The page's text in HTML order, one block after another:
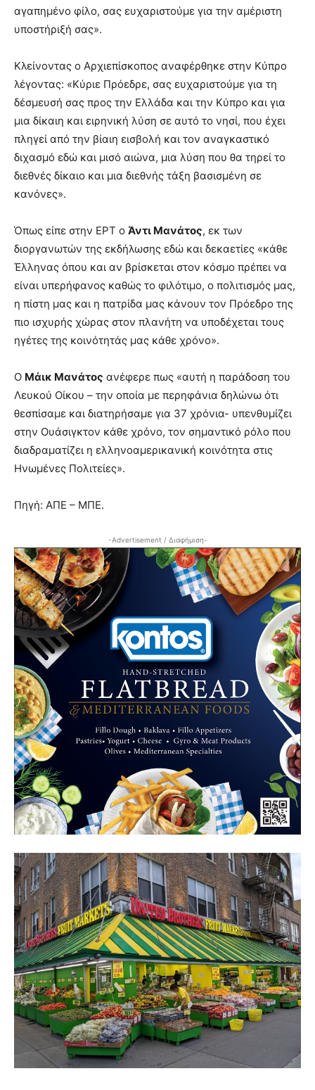
αγαπημένο φίλο, σας ευχαριστούμε για την αμέριστη
υποστήριξή σας».
Κλείνοντας ο Αρχιεπίσκοπος αναφέρθηκε στην Κύπρο
λέγοντας: «Κύριε Πρόεδρε, σας ευχαριστούμε για τη
δέσμευσή σας προς την Ελλάδα και την Κύπρο και για
μια δίκαιη και ειρηνική λύση σε αυτό το νησί, που έχει
πληγεί από την βίαιη εισβολή και τον αναγκαστικό
διχασμό εδώ και μισό αιώνα, μια λύση που θα τηρεί το
διεθνές δίκαιο και μια διεθνής τάξη βασισμένη σε
κανόνες».
Όπως είπε στην ΕΡΤ ο Άντι Μανάτος, εκ των
διοργανωτών της εκδήλωσης εδώ και δεκαετίες «κάθε
Έλληνας όπου και αν βρίσκεται στον κόσμο πρέπει να
είναι υπερήφανος καθώς το φιλότιμο, ο πολιτισμός μας,
η πίστη μας και η πατρίδα μας κάνουν τον Πρόεδρο της
πιο ισχυρής χώρας στον πλανήτη να υποδέχεται τους
ηγέτες της κοινότητάς μας κάθε χρόνο».
Ο Μάικ Μανάτος ανέφερε πως «αυτή η παράδοση του
Λευκού Οίκου – την οποία με περηφάνια δηλώνω ότι
θεσπίσαμε και διατηρήσαμε για 37 χρόνια- υπενθυμίζει
στην Ουάσιγκτον κάθε χρόνο, τον σημαντικό ρόλο που
διαδραματίζει η ελληνοαμερικανική κοινότητα στις
Ηνωμένες Πολιτείες».
Πηγή: ΑΠΕ – ΜΠΕ.
-Advertisement / Διαφήμιση-